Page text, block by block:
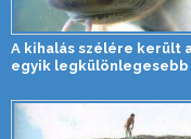
A kihalás szélére került
egyik legkülönlegesebb